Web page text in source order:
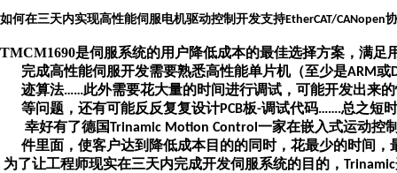
如何在三天内实现高性能伺服电机驱动控制开发支持EtherCAT/CANopen
TMCM1690是伺服系统的用户降低成本的最佳选择方案，满足
完成高性能伺服开发需要熟悉高性能单片机（至少是ARM或
迹算法……此外需要花大量的时间进行调试，可能开发出来
等问题，还有可能反反复复设计PCB板-调试代码…….总之短
幸好有了德国Trinamic Motion Control 一家在嵌入式运动控
件里面，使客户达到降低成本目的的同时，花最少的时间
为了让工程师现实在三天内完成开发伺服系统的目的， Trinamic